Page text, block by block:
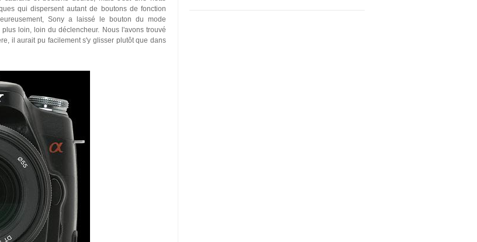
qui dispersent autant de boutons de fonction
Sony a laissé le bouton du mode
loin, loin du déclencheur. Nous l'avons trouvé
il aurait pu facilement s'y glisser plutôt que dans